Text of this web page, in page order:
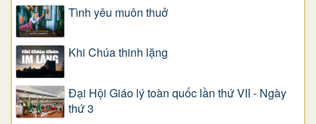
Tình yêu muôn thuở
Khi Chúa thinh lặng
Đại Hội Giáo lý toàn quốc lần thứ VII - Ngày
thứ 3